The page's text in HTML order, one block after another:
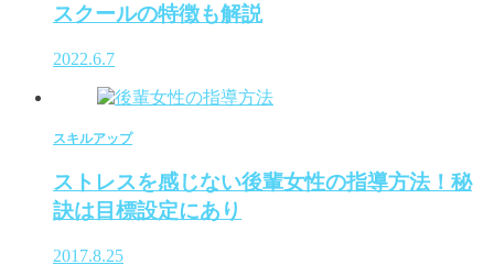
スクールの特徴も解説
2022.6.7
スキルアップ
ストレスを感じない後輩女性の指導方法！秘
訣は目標設定にあり
2017.8.25